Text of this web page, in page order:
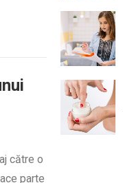
către o
parte